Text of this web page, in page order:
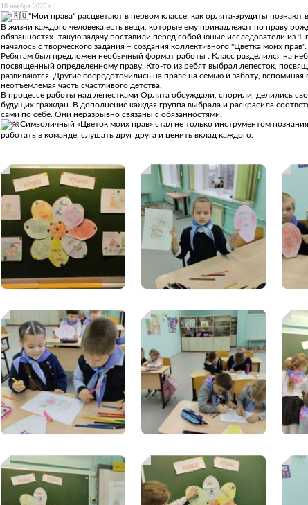
18 ноября 2025 г.
"Мои права" расцветают в первом классе: как орлята-эрудиты познают
В жизни каждого человека есть вещи, которые ему принадлежат по праву
обязанностях- такую задачу поставили перед собой юные исследователи из
началось с творческого задания – создания коллективного "Цветка моих прав".
Ребятам был предложен необычный формат работы . Класс разделился на
посвященный определенному праву. Кто-то из ребят выбрал лепесток,
развиваются. Другие сосредоточились на праве на семью и заботу,
неотъемлемая часть счастливого детства.
В процессе работы над лепестками Орлята обсуждали, спорили, делились
будущих граждан. В дополнение каждая группа выбрала и раскрасила
сами по себе. Они неразрывно связаны с обязанностями.
Символичный «Цветок моих прав» стал не только инструментом
работать в команде, слушать друг друга и ценить вклад каждого.